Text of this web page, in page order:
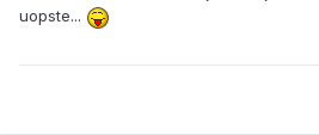
uopste...